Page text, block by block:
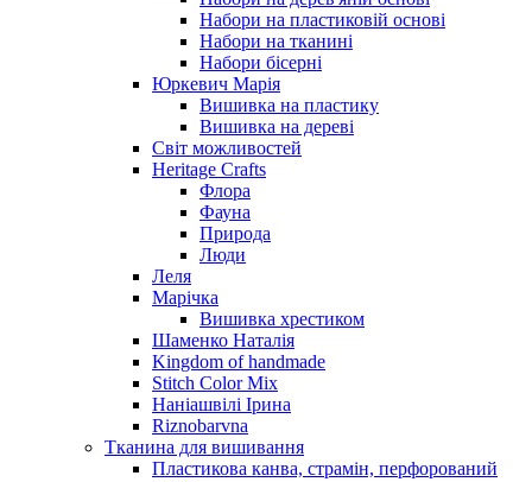
Набори на пластиковій основі
Набори на тканині
Набори бісерні
Юркевич Марія
Вишивка на пластику
Вишивка на дереві
Світ можливостей
Heritage Crafts
Флора
Фауна
Природа
Люди
Леля
Марічка
Вишивка хрестиком
Шаменко Наталія
Kingdom of handmade
Stitch Color Mix
Наніашвілі Ірина
Riznobarvna
Тканина для вишивання
Пластикова канва, страмін, перфорований